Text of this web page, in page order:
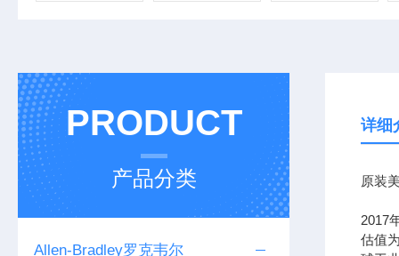
PRODUCT
产品分类
Allen-Bradley罗克韦尔
详细
原装
2017
估值